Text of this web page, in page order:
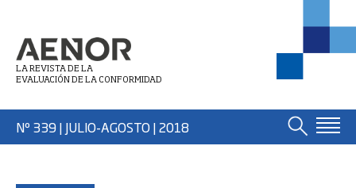
LA REVISTA DE LA
EVALUACIÓN DE LA CONFORMIDAD
Nº 339 | JULIO-AGOSTO| 2018